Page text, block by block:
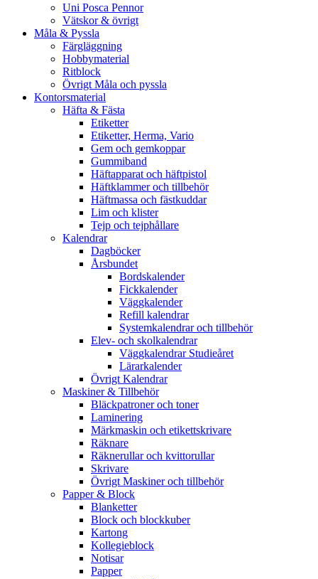
Uni Posca Pennor
Vätskor & övrigt
Måla & Pyssla
Färgläggning
Hobbymaterial
Ritblock
Övrigt Måla och pyssla
Kontorsmaterial
Häfta & Fästa
Etiketter
Etiketter, Herma, Vario
Gem och gemkoppar
Gummiband
Häftapparat och häftpistol
Häftklammer och tillbehör
Häftmassa och fästkuddar
Lim och klister
Tejp och tejphållare
Kalendrar
Dagböcker
Årsbundet
Bordskalender
Fickkalender
Väggkalender
Refill kalendrar
Systemkalendrar och tillbehör
Elev- och skolkalendrar
Väggkalendrar Studieåret
Lärarkalender
Övrigt Kalendrar
Maskiner & Tillbehör
Bläckpatroner och toner
Laminering
Märkmaskin och etikettskrivare
Räknare
Räknerullar och kvittorullar
Skrivare
Övrigt Maskiner och tillbehör
Papper & Block
Blanketter
Block och blockkuber
Kartong
Kollegieblock
Notisar
Papper